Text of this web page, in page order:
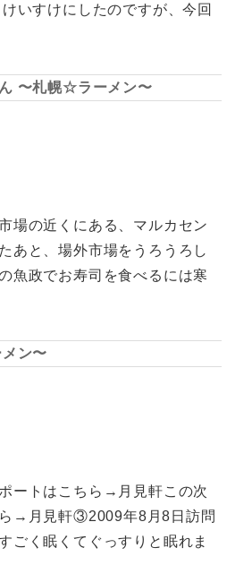
いすけにしたのですが、今回
〜札幌☆ラーメン〜
場の近くにある、マルカセン
あと、場外市場をうろうろし
魚政でお寿司を食べるには寒
ン〜
ートはこちら→月見軒この次
→月見軒③2009年8月8日訪問
ごく眠くてぐっすりと眠れま